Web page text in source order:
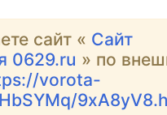
сайт « Сайт
0629.ru » по
vorota-